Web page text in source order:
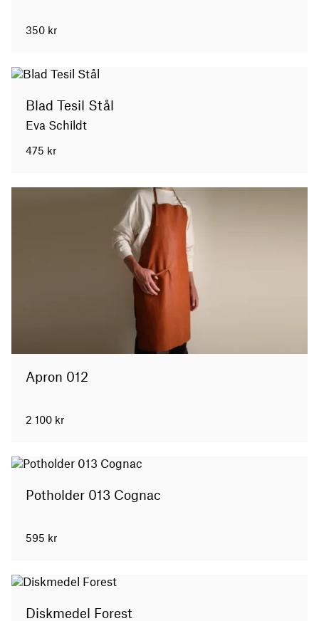
350 kr
Blad Tesil Stål
Eva Schildt
475 kr
Apron 012
2 100 kr
Potholder 013 Cognac
595 kr
Diskmedel Forest